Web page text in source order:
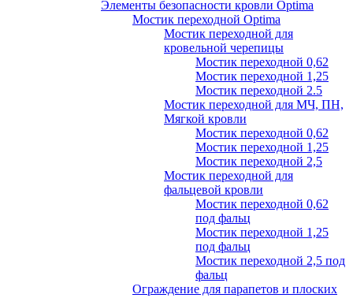
Элементы безопасности кровли Optima
Мостик переходной Optima
Мостик переходной для
кровельной черепицы
Мостик переходной 0,62
Мостик переходной 1,25
Мостик переходной 2.5
Мостик переходной для МЧ, ПН,
Мягкой кровли
Мостик переходной 0,62
Мостик переходной 1,25
Мостик переходной 2,5
Мостик переходной для
фальцевой кровли
Мостик переходной 0,62
под фальц
Мостик переходной 1,25
под фальц
Мостик переходной 2,5 под
фальц
Ограждение для парапетов и плоских